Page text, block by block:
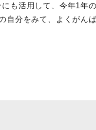
も活用して、今年1年
自分をみて、よくがん